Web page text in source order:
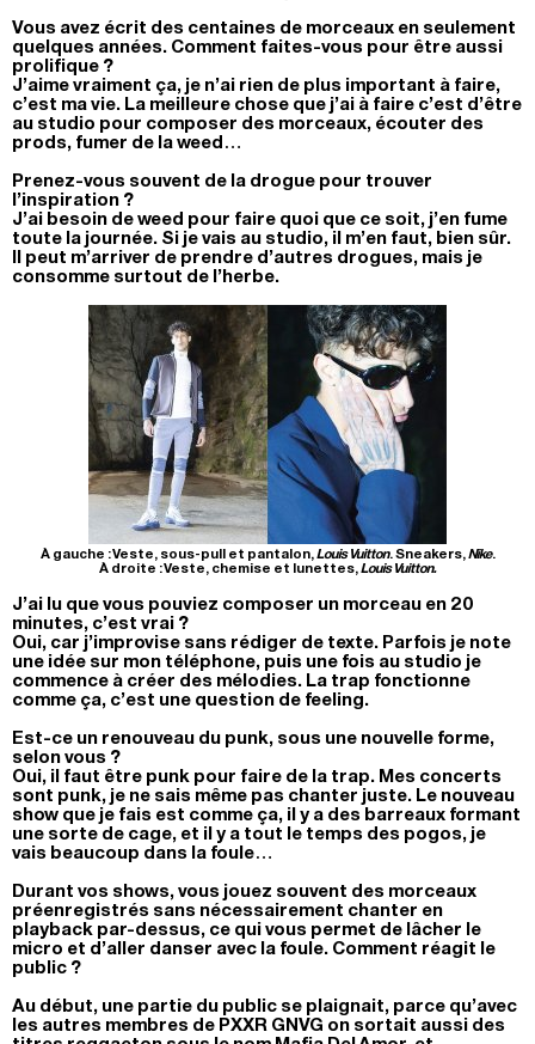
Vous avez écrit des centaines de morceaux en seulement
quelques années. Comment faites-vous pour être aussi
prolifique ?
J’aime vraiment ça, je n’ai rien de plus important à faire,
c’est ma vie. La meilleure chose que j’ai à faire c’est d’être
au studio pour composer des morceaux, écouter des
prods, fumer de la weed…
Prenez-vous souvent de la drogue pour trouver
l’inspiration ?
J’ai besoin de weed pour faire quoi que ce soit, j’en fume
toute la journée. Si je vais au studio, il m’en faut, bien sûr.
Il peut m’arriver de prendre d’autres drogues, mais je
consomme surtout de l’herbe.
À gauche : Veste, sous-pull et pantalon,Louis Vuitton. Sneakers,Nike.
À droite : Veste, chemise et lunettes,Louis Vuitton.
J’ai lu que vous pouviez composer un morceau en 20
minutes, c’est vrai ?
Oui, car j’improvise sans rédiger de texte. Parfois je note
une idée sur mon téléphone, puis une fois au studio je
commence à créer des mélodies. La trap fonctionne
comme ça, c’est une question de feeling.
Est-ce un renouveau du punk, sous une nouvelle forme,
selon vous ?
Oui, il faut être punk pour faire de la trap. Mes concerts
sont punk, je ne sais même pas chanter juste. Le nouveau
show que je fais est comme ça, il y a des barreaux formant
une sorte de cage, et il y a tout le temps des pogos, je
vais beaucoup dans la foule…
Durant vos shows, vous jouez souvent des morceaux
préenregistrés sans nécessairement chanter en
playback par-dessus, ce qui vous permet de lâcher le
micro et d’aller danser avec la foule. Comment réagit le
public ?
Au début, une partie du public se plaignait, parce qu’avec
les autres membres de PXXR GNVG on sortait aussi des